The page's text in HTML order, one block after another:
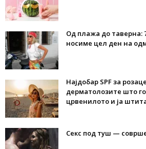
Од плажа до таверна:
носиме цел ден на
Најдобар SPF за
дерматолозите што
црвенилото и ја
Секс под туш —